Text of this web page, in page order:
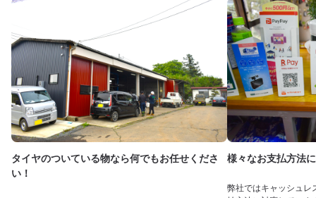
タイヤのついている物なら何でもお任せくださ
い！
様々なお支払方法
弊社ではキャッシュレ